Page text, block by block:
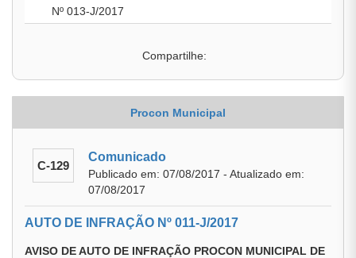
Nº 013-J/2017
Compartilhe:
Procon Municipal
C-129
Comunicado
Publicado em: 07/08/2017 - Atualizado em:
07/08/2017
AUTO DE INFRAÇÃO Nº 011-J/2017
AVISO DE AUTO DE INFRAÇÃO PROCON MUNICIPAL DE